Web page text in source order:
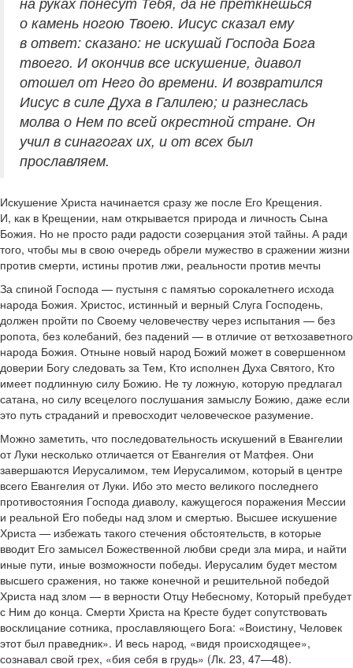
о камень ногою Твоею. Иисус сказал ему
в ответ: сказано: не искушай Господа Бога
твоего. И окончив все искушение, диавол
отошел от Него до времени. И возвратился
Иисус в силе Духа в Галилею; и разнеслась
молва о Нем по всей окрестной стране. Он
учил в синагогах их, и от всех был
прославляем.
Искушение Христа начинается сразу же после Его Крещения.
И, как в Крещении, нам открывается природа и личность Сына
Божия. Но не просто ради радости созерцания этой тайны. А ради
того, чтобы мы в свою очередь обрели мужество в сражении жизни
против смерти, истины против лжи, реальности против мечты
За спиной Господа — пустыня с памятью сорокалетнего исхода
народа Божия. Христос, истинный и верный Слуга Господень,
должен пройти по Своему человечеству через испытания — без
ропота, без колебаний, без падений — в отличие от ветхозаветного
народа Божия. Отныне новый народ Божий может в совершенном
доверии Богу следовать за Тем, Кто исполнен Духа Святого, Кто
имеет подлинную силу Божию. Не ту ложную, которую предлагал
сатана, но силу всецелого послушания замыслу Божию, даже если
это путь страданий и превосходит человеческое разумение.
Можно заметить, что последовательность искушений в Евангелии
от Луки несколько отличается от Евангелия от Матфея. Они
завершаются Иерусалимом, тем Иерусалимом, который в центре
всего Евангелия от Луки. Ибо это место великого последнего
противостояния Господа диаволу, кажущегося поражения Мессии
и реальной Его победы над злом и смертью. Высшее искушение
Христа — избежать такого стечения обстоятельств, в которые
вводит Его замысел Божественной любви среди зла мира, и найти
иные пути, иные возможности победы. Иерусалим будет местом
высшего сражения, но также конечной и решительной победой
Христа над злом — в верности Отцу Небесному, Который пребудет
с Ним до конца. Смерти Христа на Кресте будет сопутствовать
восклицание сотника, прославляющего Бога: «Воистину, Человек
этот был праведник». И весь народ, «видя происходящее»,
сознавал свой грех, «бия себя в грудь» (Лк. 23, 47—48).